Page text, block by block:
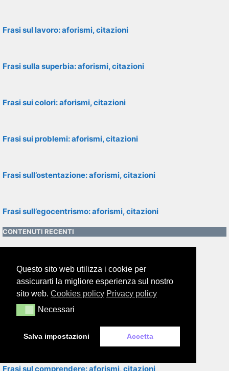
Frasi sul lavoro: aforismi, citazioni
Frasi sulla superbia: aforismi, citazioni
Frasi sui colori: aforismi, citazioni
Frasi sui problemi: aforismi, citazioni
Frasi sull’ostentazione: aforismi, citazioni
Frasi sull’egocentrismo: aforismi, citazioni
CONTENUTI RECENTI
Frasi sull’apparenza: aforismi, citazioni
Frasi sull’eleganza: aforismi, citazioni
Frasi sul comprendere: aforismi, citazioni
Questo sito web utilizza i cookie per
assicurarti la migliore esperienza sul nostro
sito web. Cookies policy Privacy policy
NecessariNecessari
Salva impostazioni Accetta